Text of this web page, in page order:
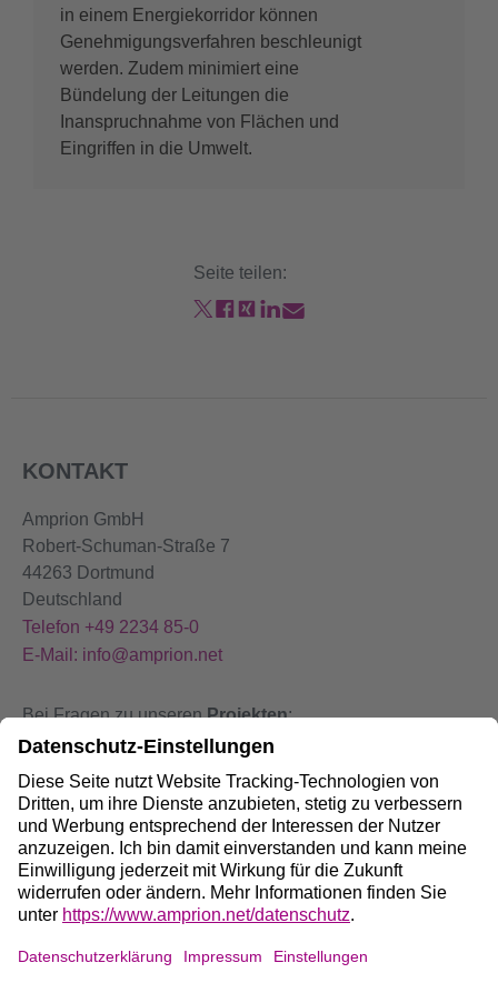
in einem Energiekorridor können
Genehmigungsverfahren beschleunigt
werden. Zudem minimiert eine
Bündelung der Leitungen die
Inanspruchnahme von Flächen und
Eingriffen in die Umwelt.
Seite teilen:
KONTAKT
Amprion GmbH
Robert-Schuman-Straße 7
44263 Dortmund
Deutschland
Telefon +49 2234 85-0
E-Mail: info@amprion.net
Bei Fragen zu unserenProjekten:
+49 800 584 9000
BeiStörungen an unseren Anlagen:
+49 800 490 4000
Social Media: